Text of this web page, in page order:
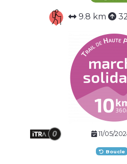
9.8 km
11/05/
Boucle